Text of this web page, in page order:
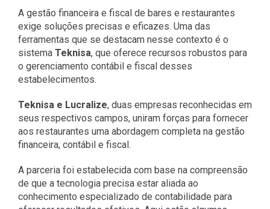
A gestão financeira e fiscal de bares e restaurantes
exige soluções precisas e eficazes. Uma das
ferramentas que se destacam nesse contexto é o
sistema Teknisa, que oferece recursos robustos para
o gerenciamento contábil e fiscal desses
estabelecimentos.
Teknisa e Lucralize, duas empresas reconhecidas em
seus respectivos campos, uniram forças para fornecer
aos restaurantes uma abordagem completa na gestão
financeira, contábil e fiscal.
A parceria foi estabelecida com base na compreensão
de que a tecnologia precisa estar aliada ao
conhecimento especializado de contabilidade para